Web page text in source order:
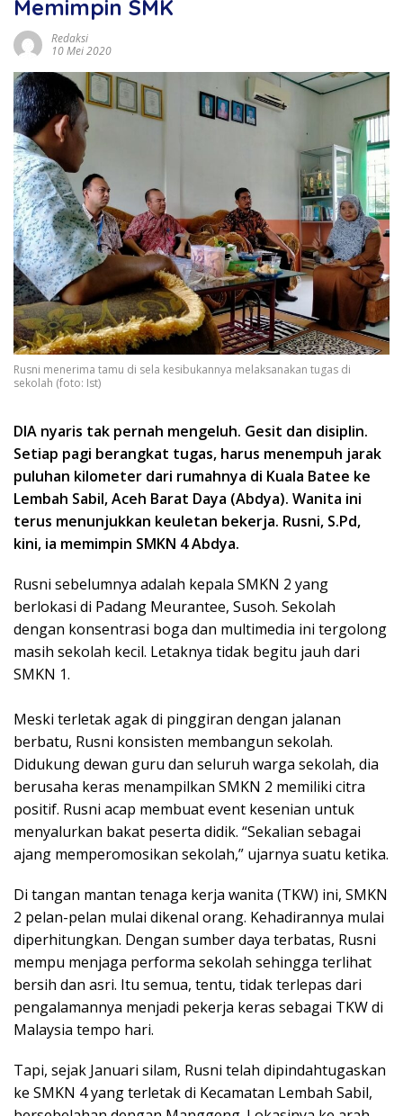
Memimpin SMK
Redaksi
10 Mei 2020
Rusni menerima tamu di sela kesibukannya melaksanakan tugas di
sekolah (foto: Ist)
DIA nyaris tak pernah mengeluh. Gesit dan disiplin.
Setiap pagi berangkat tugas, harus menempuh jarak
puluhan kilometer dari rumahnya di Kuala Batee ke
Lembah Sabil, Aceh Barat Daya (Abdya). Wanita ini
terus menunjukkan keuletan bekerja. Rusni, S.Pd,
kini, ia memimpin SMKN 4 Abdya.
Rusni sebelumnya adalah kepala SMKN 2 yang
berlokasi di Padang Meurantee, Susoh. Sekolah
dengan konsentrasi boga dan multimedia ini tergolong
masih sekolah kecil. Letaknya tidak begitu jauh dari
SMKN 1.
Meski terletak agak di pinggiran dengan jalanan
berbatu, Rusni konsisten membangun sekolah.
Didukung dewan guru dan seluruh warga sekolah, dia
berusaha keras menampilkan SMKN 2 memiliki citra
positif. Rusni acap membuat event kesenian untuk
menyalurkan bakat peserta didik. “Sekalian sebagai
ajang memperomosikan sekolah,” ujarnya suatu ketika.
Di tangan mantan tenaga kerja wanita (TKW) ini, SMKN
2 pelan-pelan mulai dikenal orang. Kehadirannya mulai
diperhitungkan. Dengan sumber daya terbatas, Rusni
mempu menjaga performa sekolah sehingga terlihat
bersih dan asri. Itu semua, tentu, tidak terlepas dari
pengalamannya menjadi pekerja keras sebagai TKW di
Malaysia tempo hari.
Tapi, sejak Januari silam, Rusni telah dipindahtugaskan
ke SMKN 4 yang terletak di Kecamatan Lembah Sabil,